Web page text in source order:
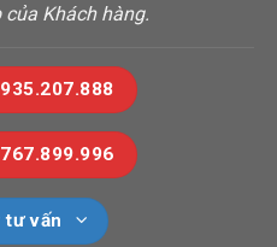
Khách hàng.
tư vấn